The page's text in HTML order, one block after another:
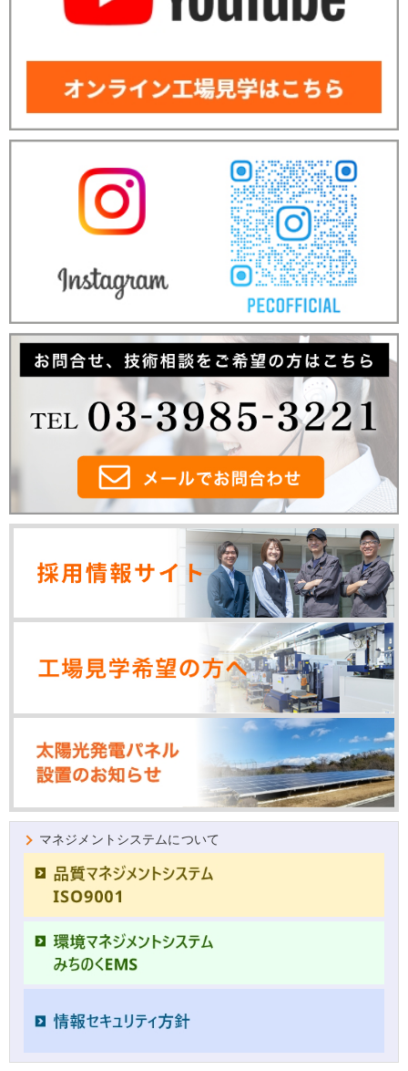
マネジメントシステムについて